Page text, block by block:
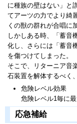
に種族の壁はない」と
てアーツの力でより綺
くの獣の群れが合唱に
しかしある時、「蓄音
化し、さらには「蓄音
を傷つけてしまった。
そこで、リターニア音
石装置を解体するべく
危険レベル効果
危険レベル1毎に
応急補給